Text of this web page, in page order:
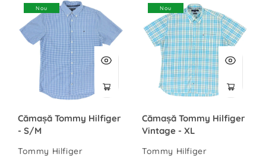
Nou
Cămașă Tommy Hilfiger
- S/M
Tommy Hilfiger
Nou
Cămașă Tommy Hilfiger
Vintage - XL
Tommy Hilfiger